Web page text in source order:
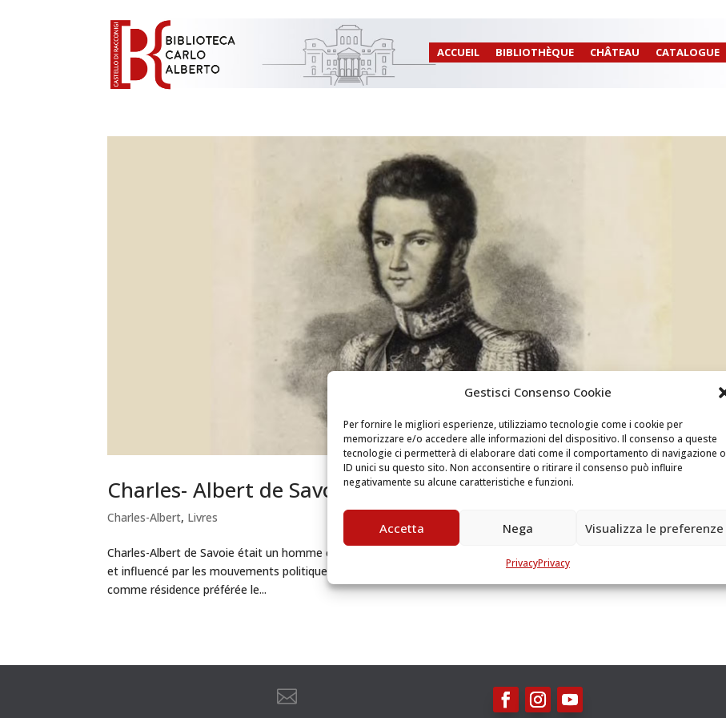
Gestisci Consenso Cookie
Per fornire le migliori esperienze, utilizziamo tecnologie come i cookie per
memorizzare e/o accedere alle informazioni del dispositivo. Il consenso a queste
tecnologie ci permetterà di elaborare dati come il comportamento di navigazione o
ID unici su questo sito. Non acconsentire o ritirare il consenso può influire
negativamente su alcune caratteristiche e funzioni.
Accetta Nega Visualizza le preferenze
PrivacyPrivacy
ACCUEIL BIBLIOTHÈQUE CHÂTEAU CATALOGUE
Charles- Albert de Savoie: lecteur et écrivain
Charles-Albert, Livres
Charles-Albert de Savoie était un homme cultivé, il avait été élevé entre Paris et Genève dans un environnement libéral
et influencé par les mouvements politiques et sociaux qui traversaient l’Europe au XIX siècle. Devenu Roi, il choisit
comme résidence préférée le...
